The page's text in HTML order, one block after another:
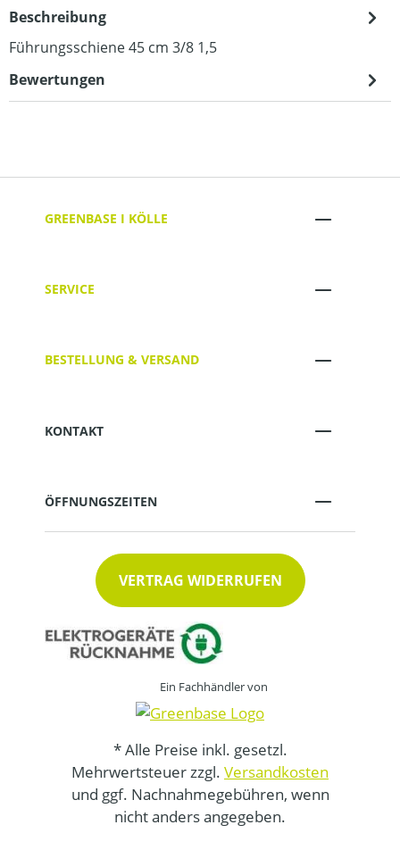
Beschreibung
Führungsschiene 45 cm 3/8 1,5
Bewertungen
GREENBASE I KÖLLE
SERVICE
BESTELLUNG & VERSAND
KONTAKT
ÖFFNUNGSZEITEN
VERTRAG WIDERRUFEN
Ein Fachhändler von
* Alle Preise inkl. gesetzl.
Mehrwertsteuer zzgl. Versandkosten
und ggf. Nachnahmegebühren, wenn
nicht anders angegeben.